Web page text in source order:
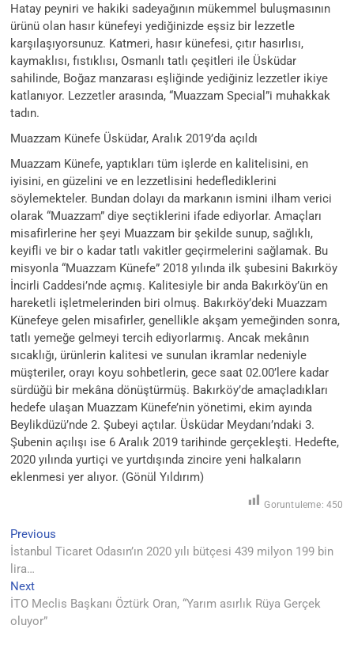
Hatay peyniri ve hakiki sadeyağının mükemmel buluşmasının
ürünü olan hasır künefeyi yediğinizde eşsiz bir lezzetle
karşılaşıyorsunuz. Katmeri, hasır künefesi, çıtır hasırlısı,
kaymaklısı, fıstıklısı, Osmanlı tatlı çeşitleri ile Üsküdar
sahilinde, Boğaz manzarası eşliğinde yediğiniz lezzetler ikiye
katlanıyor. Lezzetler arasında, “Muazzam Special”i muhakkak
tadın.
Muazzam Künefe Üsküdar, Aralık 2019’da açıldı
Muazzam Künefe, yaptıkları tüm işlerde en kalitelisini, en
iyisini, en güzelini ve en lezzetlisini hedeflediklerini
söylemekteler. Bundan dolayı da markanın ismini ilham verici
olarak “Muazzam” diye seçtiklerini ifade ediyorlar. Amaçları
misafirlerine her şeyi Muazzam bir şekilde sunup, sağlıklı,
keyifli ve bir o kadar tatlı vakitler geçirmelerini sağlamak. Bu
misyonla “Muazzam Künefe” 2018 yılında ilk şubesini Bakırköy
İncirli Caddesi’nde açmış. Kalitesiyle bir anda Bakırköy’ün en
hareketli işletmelerinden biri olmuş. Bakırköy’deki Muazzam
Künefeye gelen misafirler, genellikle akşam yemeğinden sonra,
tatlı yemeğe gelmeyi tercih ediyorlarmış. Ancak mekânın
sıcaklığı, ürünlerin kalitesi ve sunulan ikramlar nedeniyle
müşteriler, orayı koyu sohbetlerin, gece saat 02.00’lere kadar
sürdüğü bir mekâna dönüştürmüş. Bakırköy’de amaçladıkları
hedefe ulaşan Muazzam Künefe’nin yönetimi, ekim ayında
Beylikdüzü’nde 2. Şubeyi açtılar. Üsküdar Meydanı’ndaki 3.
Şubenin açılışı ise 6 Aralık 2019 tarihinde gerçekleşti. Hedefte,
2020 yılında yurtiçi ve yurtdışında zincire yeni halkaların
eklenmesi yer alıyor. (Gönül Yıldırım)
Goruntuleme: 450
Yazı
gezinmesi
Previous
post:
İstanbul Ticaret Odasın’ın 2020 yılı bütçesi 439 milyon 199 bin
lira…
NextNext
post:
İTO Meclis Başkanı Öztürk Oran, “Yarım asırlık Rüya Gerçek
oluyor”